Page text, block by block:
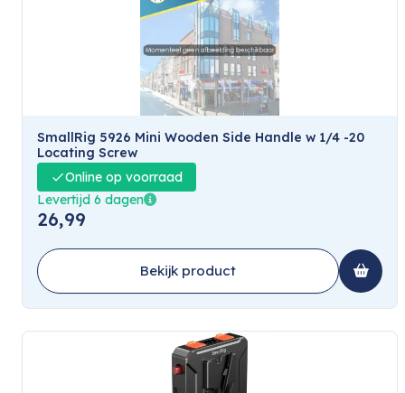
SmallRig 5926 Mini Wooden Side Handle w 1/4 -20
Locating Screw
Online op voorraad
Levertijd 6 dagen
26,99
Bekijk product